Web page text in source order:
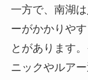
一方で、南湖
ーがかかりや
とがあります
ニックやルア